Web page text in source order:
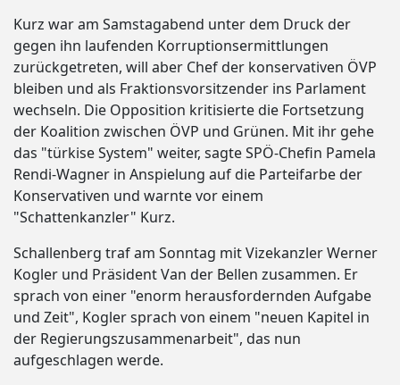
Kurz war am Samstagabend unter dem Druck der
gegen ihn laufenden Korruptionsermittlungen
zurückgetreten, will aber Chef der konservativen ÖVP
bleiben und als Fraktionsvorsitzender ins Parlament
wechseln. Die Opposition kritisierte die Fortsetzung
der Koalition zwischen ÖVP und Grünen. Mit ihr gehe
das "türkise System" weiter, sagte SPÖ-Chefin Pamela
Rendi-Wagner in Anspielung auf die Parteifarbe der
Konservativen und warnte vor einem
"Schattenkanzler" Kurz.
Schallenberg traf am Sonntag mit Vizekanzler Werner
Kogler und Präsident Van der Bellen zusammen. Er
sprach von einer "enorm herausfordernden Aufgabe
und Zeit", Kogler sprach von einem "neuen Kapitel in
der Regierungszusammenarbeit", das nun
aufgeschlagen werde.